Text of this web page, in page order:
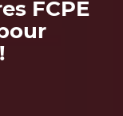
FCPE